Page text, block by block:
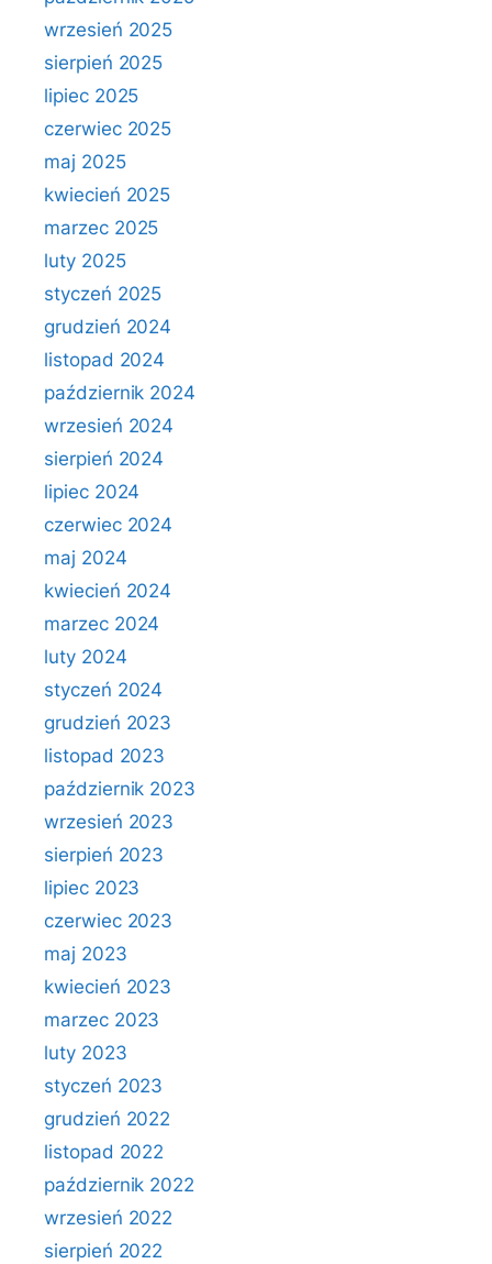
wrzesień 2025
sierpień 2025
lipiec 2025
czerwiec 2025
maj 2025
kwiecień 2025
marzec 2025
luty 2025
styczeń 2025
grudzień 2024
listopad 2024
październik 2024
wrzesień 2024
sierpień 2024
lipiec 2024
czerwiec 2024
maj 2024
kwiecień 2024
marzec 2024
luty 2024
styczeń 2024
grudzień 2023
listopad 2023
październik 2023
wrzesień 2023
sierpień 2023
lipiec 2023
czerwiec 2023
maj 2023
kwiecień 2023
marzec 2023
luty 2023
styczeń 2023
grudzień 2022
listopad 2022
październik 2022
wrzesień 2022
sierpień 2022